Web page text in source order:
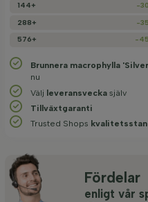
144+
-
288+
-
576+
-
Brunnera macrophylla
nu
Välj leveransvecka själv
Tillväxtgaranti
Trusted Shops
Fördelar
enligt vår